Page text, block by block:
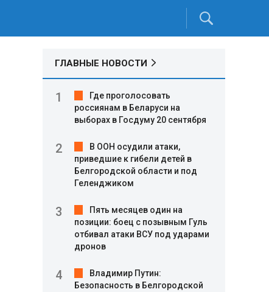
ГЛАВНЫЕ НОВОСТИ
Где проголосовать
россиянам в Беларуси на
выборах в Госдуму 20 сентября
В ООН осудили атаки,
приведшие к гибели детей в
Белгородской области и под
Геленджиком
Пять месяцев один на
позиции: боец с позывным Гуль
отбивал атаки ВСУ под ударами
дронов
Владимир Путин:
Безопасность в Белгородской